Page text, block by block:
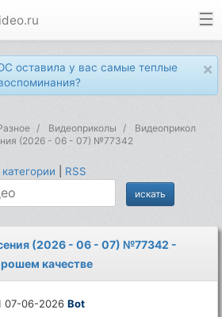
×
оставила у вас самые теплые
Видеоприколы
Видеоприкол
(2026 - 06 - 07) №77342
категории RSS
(2026 - 06 - 07) №77342 -
качестве
07-06-2026Bot